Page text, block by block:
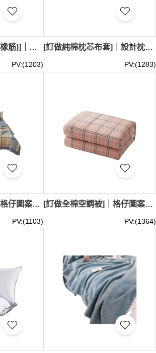
[訂做床單款被套(全橡筋)]｜設計粉紅色+淺藍色+淺綠色｜193*64,高12cm、193*75,高12cm、202*68,高12cm｜靈實香港中文大學中醫診所暨教研中心｜SKBD036
PV:(1203)
[訂做純棉枕芯布套]｜設計枕芯阻燃棉｜人枕頭,28*18｜白色枕頭｜滌綸｜宿舍 , 阻燃標準｜酒店 寢具｜SKBD035
PV:(1283)
[訂做全棉空調被]｜格仔圖案酒店空調被｜水洗棉雙單人薄款夏被透氣親膚｜150x200cm單人,180x200cm單人,200x230cm雙人｜ SKBD034
PV:(1103)
[訂做全棉空調被]｜格仔圖案酒店空調被｜空調涼被中心 香港中文大學新亞書院 100*150cm 150*200cm 180*200cm 200*230cm SKBD033
PV:(1364)